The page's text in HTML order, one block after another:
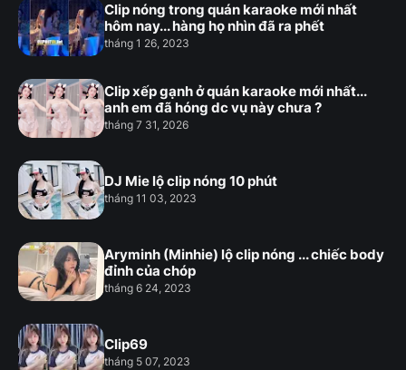
Clip nóng trong quán karaoke mới nhất
hôm nay... hàng họ nhìn đã ra phết
tháng 1 26, 2023
Clip xếp gạnh ở quán karaoke mới nhất...
anh em đã hóng dc vụ này chưa ?
tháng 7 31, 2026
DJ Mie lộ clip nóng 10 phút
tháng 11 03, 2023
Aryminh (Minhie) lộ clip nóng ... chiếc body
đỉnh của chóp
tháng 6 24, 2023
Clip69
tháng 5 07, 2023